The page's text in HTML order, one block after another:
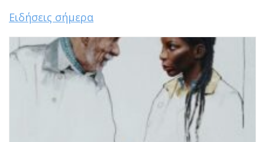
Ειδήσεις σήμερα